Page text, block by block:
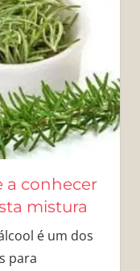
a conhecer
mistura
é um dos
para